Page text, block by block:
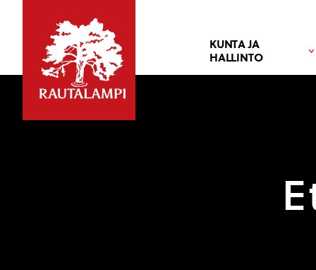
KUNTA JA
HALLINTO